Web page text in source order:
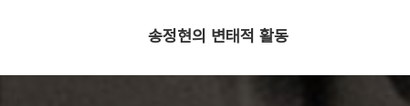
송정현의 변태적 활동